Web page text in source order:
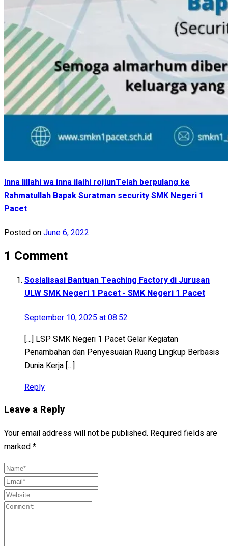
Inna lillahi wa inna ilaihi rojiunTelah berpulang ke
Rahmatullah Bapak Suratman security SMK Negeri 1
Pacet
Posted onJune 6, 2022
1 Comment
Sosialisasi Bantuan Teaching Factory di Jurusan
ULW SMK Negeri 1 Pacet - SMK Negeri 1 Pacet
September 10, 2025 at 08:52
[…] LSP SMK Negeri 1 Pacet Gelar Kegiatan
Penambahan dan Penyesuaian Ruang Lingkup Berbasis
Dunia Kerja […]
Reply
Leave a Reply
Your email address will not be published. Required fields are
marked*